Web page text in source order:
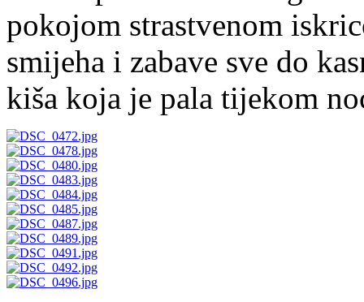
pokojom strastvenom
smijeha i zabave sve do
kiša koja je pala tijekom